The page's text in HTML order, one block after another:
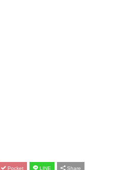
Pocket LINE Share